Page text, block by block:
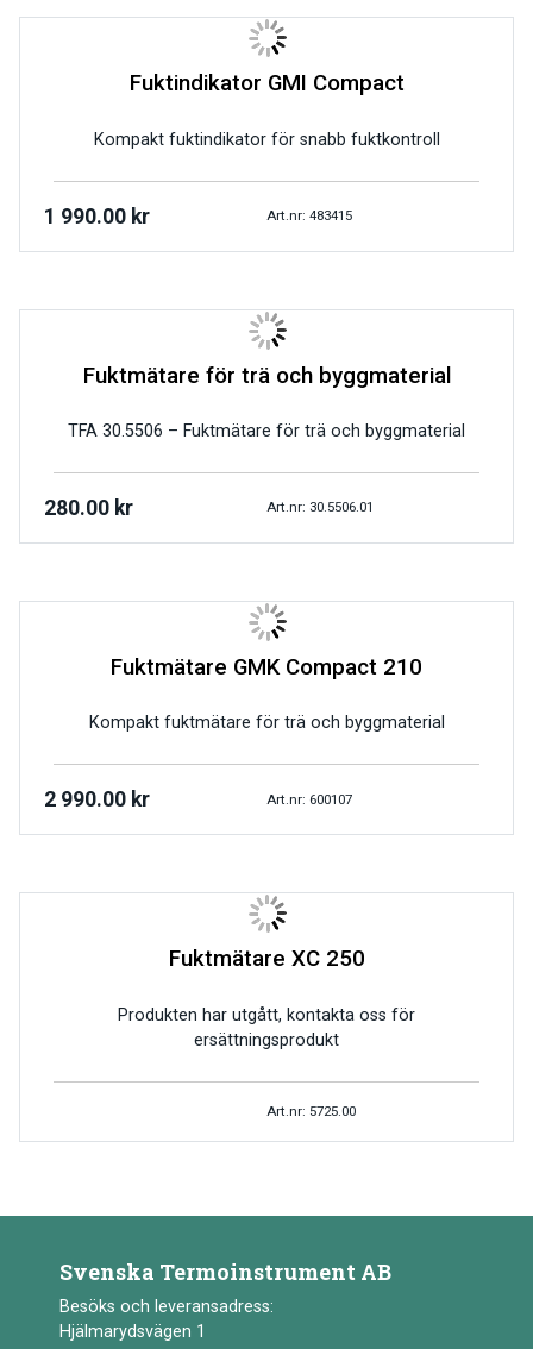
Fuktindikator GMI Compact
Kompakt fuktindikator för snabb fuktkontroll
1 990.00 kr Art.nr: 483415
Fuktmätare för trä och byggmaterial
TFA 30.5506 – Fuktmätare för trä och byggmaterial
280.00 kr Art.nr: 30.5506.01
Fuktmätare GMK Compact 210
Kompakt fuktmätare för trä och byggmaterial
2 990.00 kr Art.nr: 600107
Fuktmätare XC 250
Produkten har utgått, kontakta oss för
ersättningsprodukt
Art.nr: 5725.00
Svenska Termoinstrument AB
Besöks och leveransadress:
Hjälmarydsvägen 1